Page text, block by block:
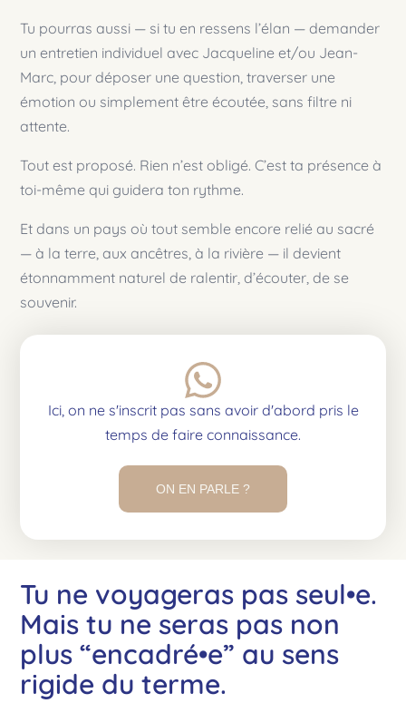
Tu pourras aussi — si tu en ressens l’élan — demander
un entretien individuel avec Jacqueline et/ou Jean-
Marc, pour déposer une question, traverser une
émotion ou simplement être écoutée, sans filtre ni
attente.
Tout est proposé. Rien n’est obligé. C’est ta présence à
toi-même qui guidera ton rythme.
Et dans un pays où tout semble encore relié au sacré
— à la terre, aux ancêtres, à la rivière — il devient
étonnamment naturel de ralentir, d’écouter, de se
souvenir.
Ici, on ne s'inscrit pas sans avoir d'abord pris le
temps de faire connaissance.
ON EN PARLE ?
Tu ne voyageras pas seul•e.
Mais tu ne seras pas non
plus “encadré•e” au sens
rigide du terme.